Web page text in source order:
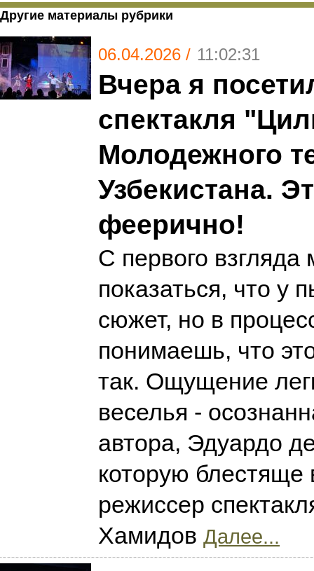
Другие материалы рубрики
06.04.2026 / 11:02:31
Вчера я
спектакля
Молодежного
Узбекистана.
феерично!
С первого взгляда
показаться, что у
сюжет, но в
понимаешь, что
так. Ощущение
веселья -
автора, Эдуардо
которую блестяще
режиссер
Хамидов Далее...